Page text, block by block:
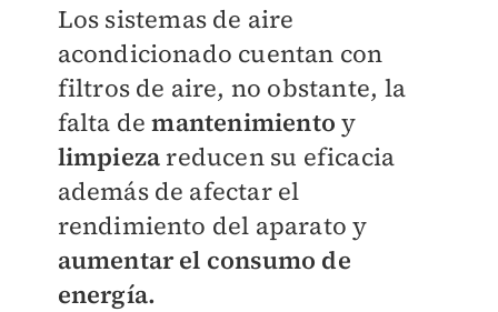
Los sistemas de aire
acondicionado cuentan con
filtros de aire, no obstante, la
falta demantenimientoy
limpiezareducen su eficacia
además de afectar el
rendimiento del aparato y
aumentar el consumo de
energía.